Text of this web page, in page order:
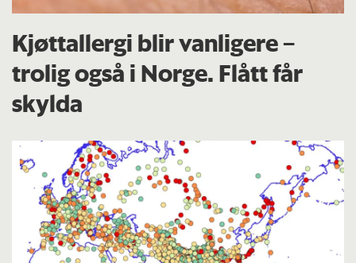
Kjøttallergi blir vanligere –
trolig også i Norge. Flått får
skylda